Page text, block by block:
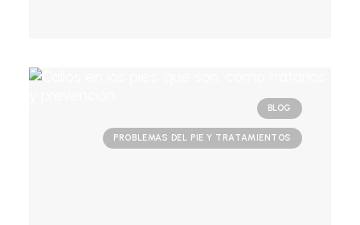
BLOG
PROBLEMAS DEL PIE Y TRATAMIENTOS